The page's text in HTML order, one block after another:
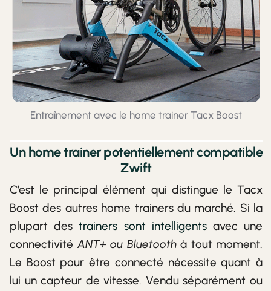
Entraînement avec le home trainer Tacx Boost
Un home trainer potentiellement compatible
Zwift
C’est le principal élément qui distingue le Tacx
Boost des autres home trainers du marché. Si la
plupart destrainers sont intelligentsavec une
connectivité ANT+ ou Bluetoothà tout moment.
Le Boost pour être connecté nécessite quant à
lui un capteur de vitesse. Vendu séparément ou